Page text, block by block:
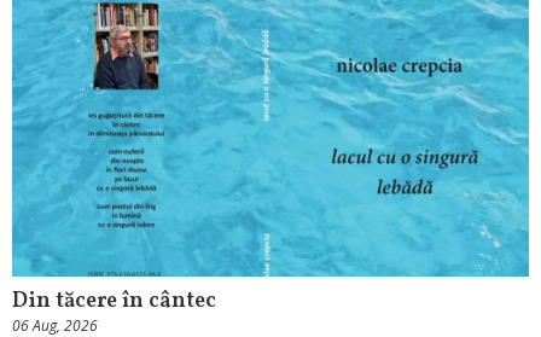
Din tăcere în cântec
06 Aug, 2026